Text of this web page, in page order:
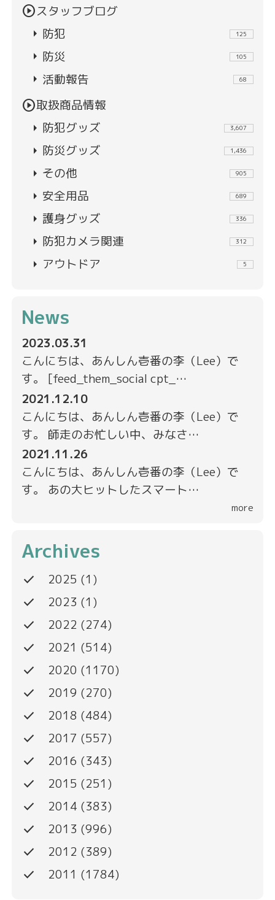
play_circleスタッフブログ
arrow_right 防犯 125
arrow_right 防災 105
arrow_right 活動報告 68
play_circle取扱商品情報
arrow_right 防犯グッズ 3,607
arrow_right 防災グッズ 1,436
arrow_right その他 905
arrow_right 安全用品 689
arrow_right 護身グッズ 336
arrow_right 防犯カメラ関連 312
arrow_right アウトドア 5
News
2023.03.31
こんにちは、あんしん壱番の李（Lee）で
す。 [feed_them_social cpt_…
2021.12.10
こんにちは、あんしん壱番の李（Lee）で
す。 師走のお忙しい中、みなさ…
2021.11.26
こんにちは、あんしん壱番の李（Lee）で
す。 あの大ヒットしたスマート…
more
Archives
done 2025 (1)
done 2023 (1)
done 2022 (274)
done 2021 (514)
done 2020 (1170)
done 2019 (270)
done 2018 (484)
done 2017 (557)
done 2016 (343)
done 2015 (251)
done 2014 (383)
done 2013 (996)
done 2012 (389)
done 2011 (1784)